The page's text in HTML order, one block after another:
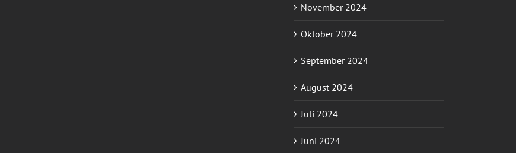
November 2024
Oktober 2024
September 2024
August 2024
Juli 2024
Juni 2024